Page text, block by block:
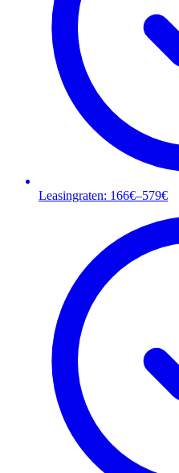
Leasingraten: 166€–579€